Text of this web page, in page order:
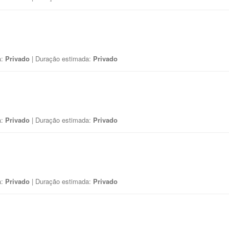
Privado | Duração estimada: Privado
Privado | Duração estimada: Privado
Privado | Duração estimada: Privado